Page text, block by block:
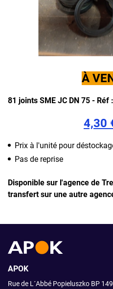
À
81 joints SME JC DN 75 - Réf
4,30
Prix à l'unité pour
Pas de reprise
Disponible sur l'agence de
transfert sur une autre
APOK
Rue de L´Abbé Popieluszko BP